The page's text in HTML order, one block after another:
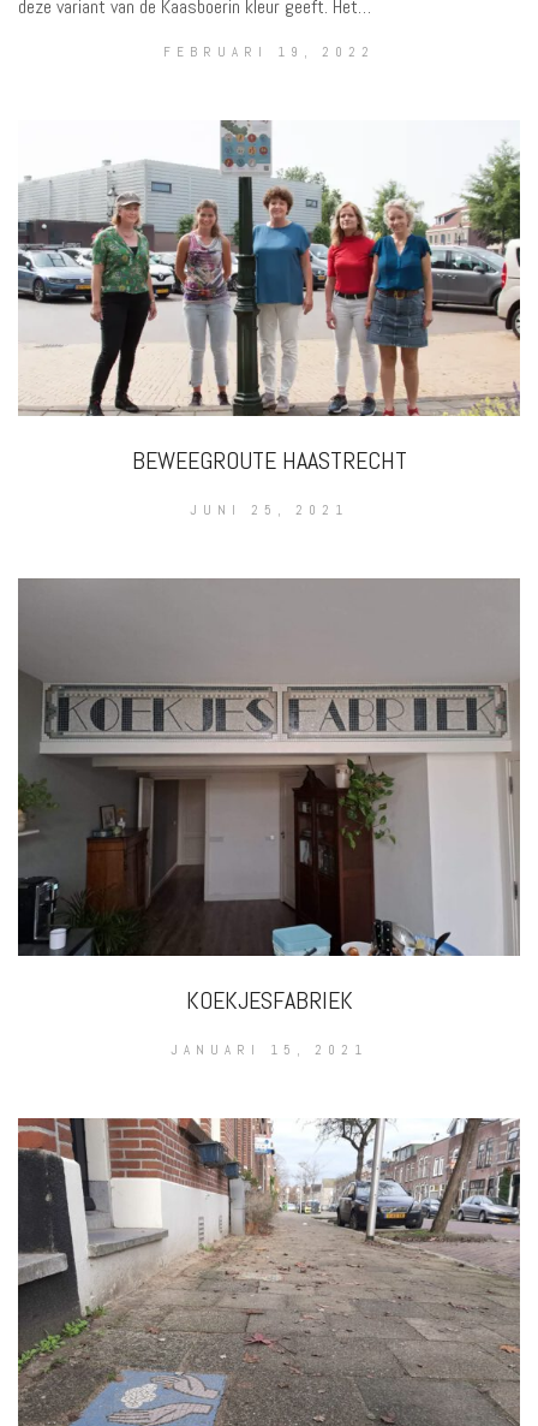
deze variant van de Kaasboerin kleur geeft. Het…
FEBRUARI 19, 2022
BEWEEGROUTE HAASTRECHT
JUNI 25, 2021
KOEKJESFABRIEK
JANUARI 15, 2021